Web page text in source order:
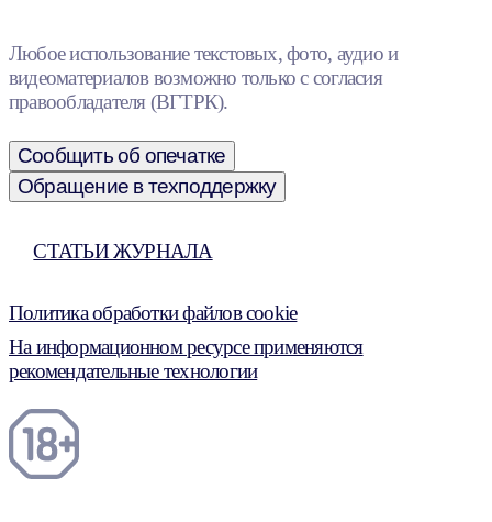
Любое использование текстовых, фото, аудио и
видеоматериалов возможно только с согласия
правообладателя (ВГТРК).
Сообщить об опечатке
Обращение в техподдержку
СТАТЬИ ЖУРНАЛА
Политика обработки файлов cookie
На информационном ресурсе применяются
рекомендательные технологии